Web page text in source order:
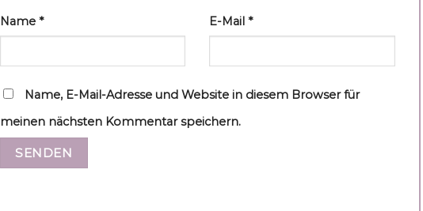
Name * E-Mail*
Name, E-Mail-Adresse und Website in diesem Browser für
meinen nächsten Kommentar speichern.